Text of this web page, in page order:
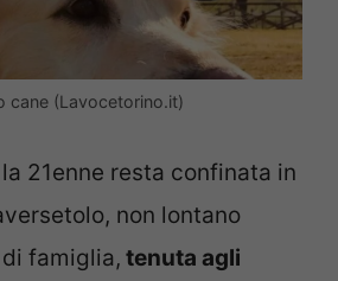
cane (Lavocetorino.it)
21enne resta confinata in
non lontano
di famiglia, tenuta agli